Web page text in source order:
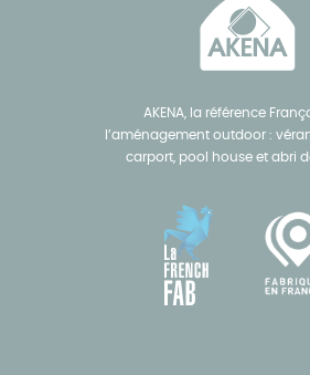
AKENA, la référence
l’aménagement outdoor :
carport, pool house et abri